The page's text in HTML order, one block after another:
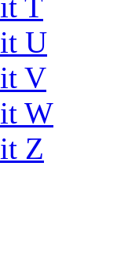
U
V
W
Z